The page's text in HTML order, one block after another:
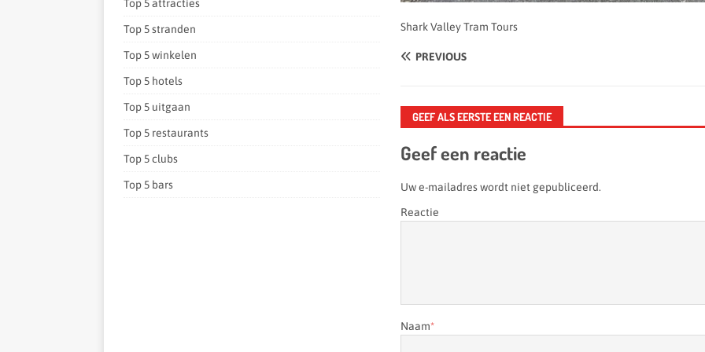
Shark Valley Tram Tours
PREVIOUS
GEEF ALS EERSTE EEN REACTIE
Geef een reactie
Uw e-mailadres wordt niet gepubliceerd.
Reactie
Naam*
Top 5 attracties
Top 5 stranden
Top 5 winkelen
Top 5 hotels
Top 5 uitgaan
Top 5 restaurants
Top 5 clubs
Top 5 bars